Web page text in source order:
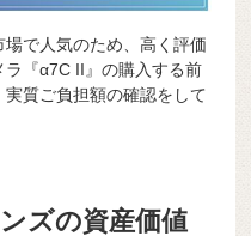
で人気のため、高く評価
『α7C II』の購入する前
質ご負担額の確認をして
ズの資産価値